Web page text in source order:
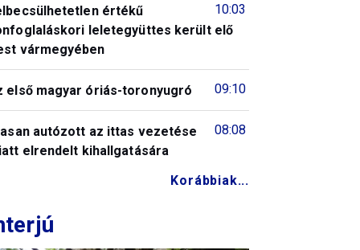
10:03
értékű
leletegyüttes került elő
vármegyében
09:10
első magyar óriás-toronyugró
08:08
autózott az ittas vezetése
elrendelt kihallgatására
Korábbiak...